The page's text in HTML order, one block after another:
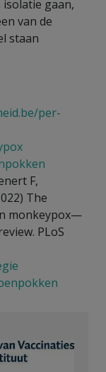
gaan,
van de
staan
per-
F,
The
monkeypox—
PLoS